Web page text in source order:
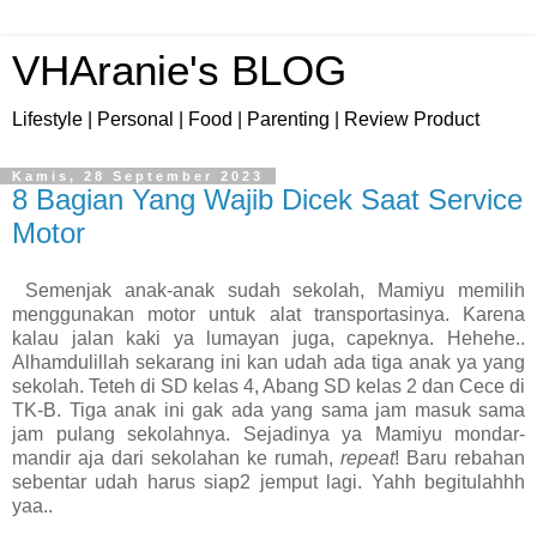
VHAranie's BLOG
Lifestyle | Personal | Food | Parenting | Review Product
Kamis, 28 September 2023
8 Bagian Yang Wajib Dicek Saat Service
Motor
Semenjak anak-anak sudah sekolah, Mamiyu memilih
menggunakan motor untuk alat transportasinya. Karena
kalau jalan kaki ya lumayan juga, capeknya. Hehehe..
Alhamdulillah sekarang ini kan udah ada tiga anak ya yang
sekolah. Teteh di SD kelas 4, Abang SD kelas 2 dan Cece di
TK-B. Tiga anak ini gak ada yang sama jam masuk sama
jam pulang sekolahnya. Sejadinya ya Mamiyu mondar-
mandir aja dari sekolahan ke rumah, repeat! Baru rebahan
sebentar udah harus siap2 jemput lagi. Yahh begitulahhh
yaa..